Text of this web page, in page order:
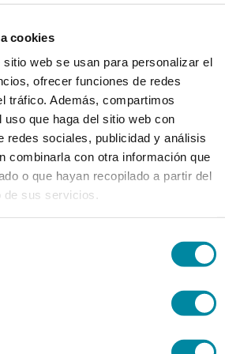
cookies
web se usan para personalizar el
ofrecer funciones de redes
tráfico. Además, compartimos
uso que haga del sitio web con
redes sociales, publicidad y análisis
combinarla con otra información que
o que hayan recopilado a partir del
de sus servicios.